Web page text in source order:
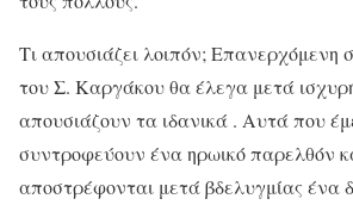
Τι απουσιάζει λοιπόν; Επανερχόμενη
του Σ. Καργάκου θα έλεγα μετά
απουσιάζουν τα ιδανικά . Αυτά που
συντροφεύουν ένα ηρωικό παρελθόν
αποστρέφονται μετά βδελυγμίας ένα